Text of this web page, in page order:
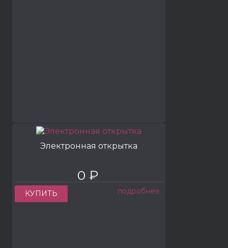
Электронная открытка
0 ₽
КУПИТЬ подробнее